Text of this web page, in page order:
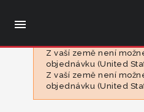

Z vaší země není
objednávku (United
Z vaší země není
objednávku (United